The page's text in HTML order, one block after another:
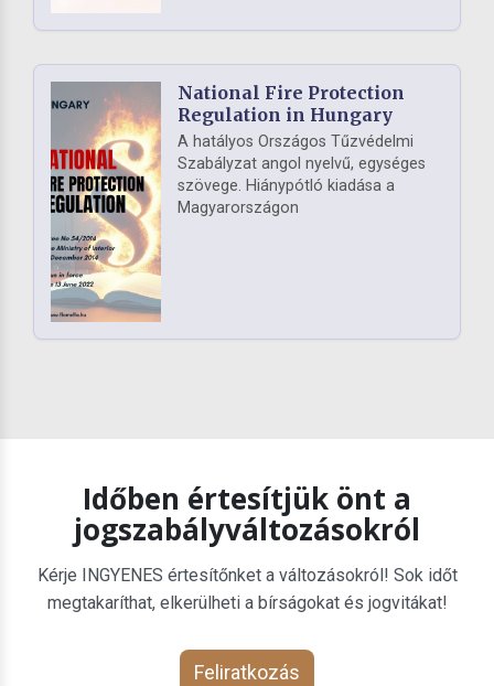
National Fire Protection
Regulation in Hungary
A hatályos Országos Tűzvédelmi
Szabályzat angol nyelvű, egységes
szövege. Hiánypótló kiadása a
Magyarországon
Időben értesítjük önt a
jogszabályváltozásokról
Kérje INGYENES értesítőnket a változásokról! Sok időt
megtakaríthat, elkerülheti a bírságokat és jogvitákat!
Feliratkozás